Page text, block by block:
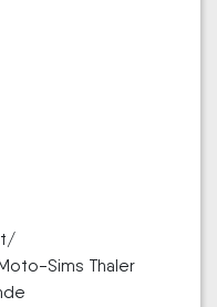
Sims Thaler